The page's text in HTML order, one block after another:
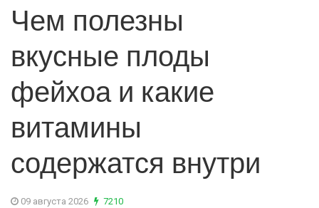
Чем полезны
вкусные плоды
фейхоа и какие
витамины
содержатся внутри
09 августа 2026 7210